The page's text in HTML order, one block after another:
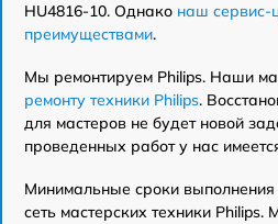
HU4816-10. Однако наш сервис-
преимуществами.
Мы ремонтируем Philips. Наши
ремонту техники Philips.
для мастеров не будет новой
проведенных работ у нас
Минимальные сроки
сеть мастерских техники